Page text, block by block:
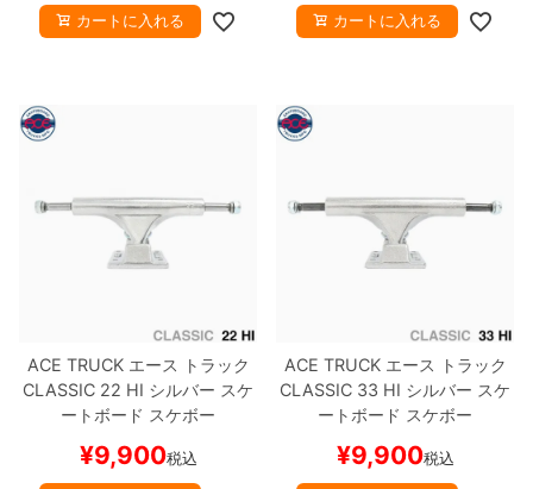
カートに入れる カートに入れる
ACE TRUCKエース トラック
CLASSIC 22 HI シルバー スケ
ートボード スケボー
¥9,900税込
ACE TRUCKエース トラック
CLASSIC 33 HI シルバー スケ
ートボード スケボー
¥9,900税込